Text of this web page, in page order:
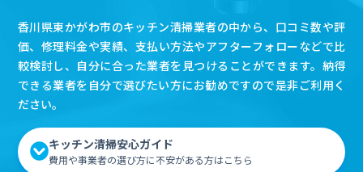
香川県東かがわ市のキッチン清掃業者の中から、口コミ数や評
価、修理料金や実績、支払い方法やアフターフォローなどで比
較検討し、自分に合った業者を見つけることができます。納得
できる業者を自分で選びたい方にお勧めですので是非ご利用く
ださい。
キッチン清掃安心ガイド
費用や事業者の選び方に不安がある方はこちら